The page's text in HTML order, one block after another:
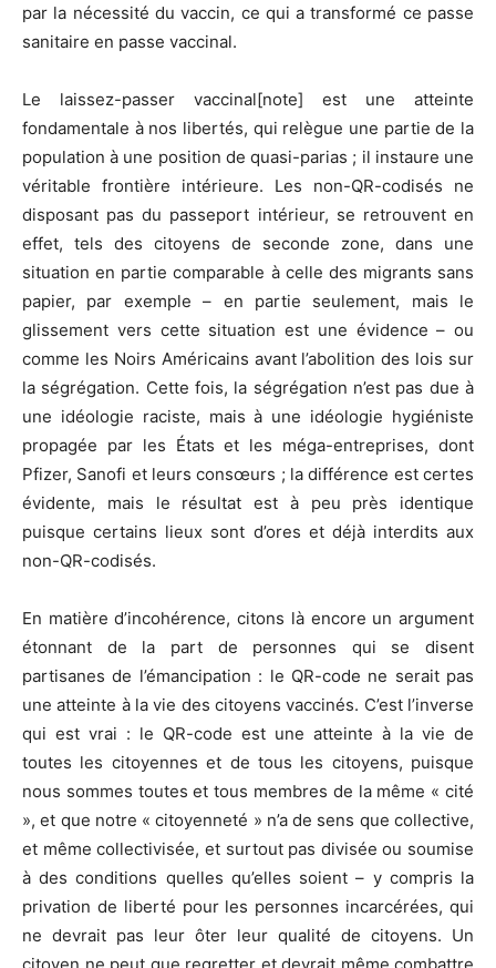
par la nécessité du vaccin, ce qui a transformé ce passe
sanitaire en passe vaccinal.
Le laissez-passer vaccinal[note] est une atteinte
fondamentale à nos libertés, qui relègue une partie de la
population à une position de quasi-parias ; il instaure une
véritable frontière intérieure. Les non-QR-codisés ne
disposant pas du passeport intérieur, se retrouvent en
effet, tels des citoyens de seconde zone, dans une
situation en partie comparable à celle des migrants sans
papier, par exemple – en partie seulement, mais le
glissement vers cette situation est une évidence – ou
comme les Noirs Américains avant l’abolition des lois sur
la ségrégation. Cette fois, la ségrégation n’est pas due à
une idéologie raciste, mais à une idéologie hygiéniste
propagée par les États et les méga-entreprises, dont
Pfizer, Sanofi et leurs consœurs ; la différence est certes
évidente, mais le résultat est à peu près identique
puisque certains lieux sont d’ores et déjà interdits aux
non-QR-codisés.
En matière d’incohérence, citons là encore un argument
étonnant de la part de personnes qui se disent
partisanes de l’émancipation : le QR-code ne serait pas
une atteinte à la vie des citoyens vaccinés. C’est l’inverse
qui est vrai : le QR-code est une atteinte à la vie de
toutes les citoyennes et de tous les citoyens, puisque
nous sommes toutes et tous membres de la même « cité
», et que notre « citoyenneté » n’a de sens que collective,
et même collectivisée, et surtout pas divisée ou soumise
à des conditions quelles qu’elles soient – y compris la
privation de liberté pour les personnes incarcérées, qui
ne devrait pas leur ôter leur qualité de citoyens. Un